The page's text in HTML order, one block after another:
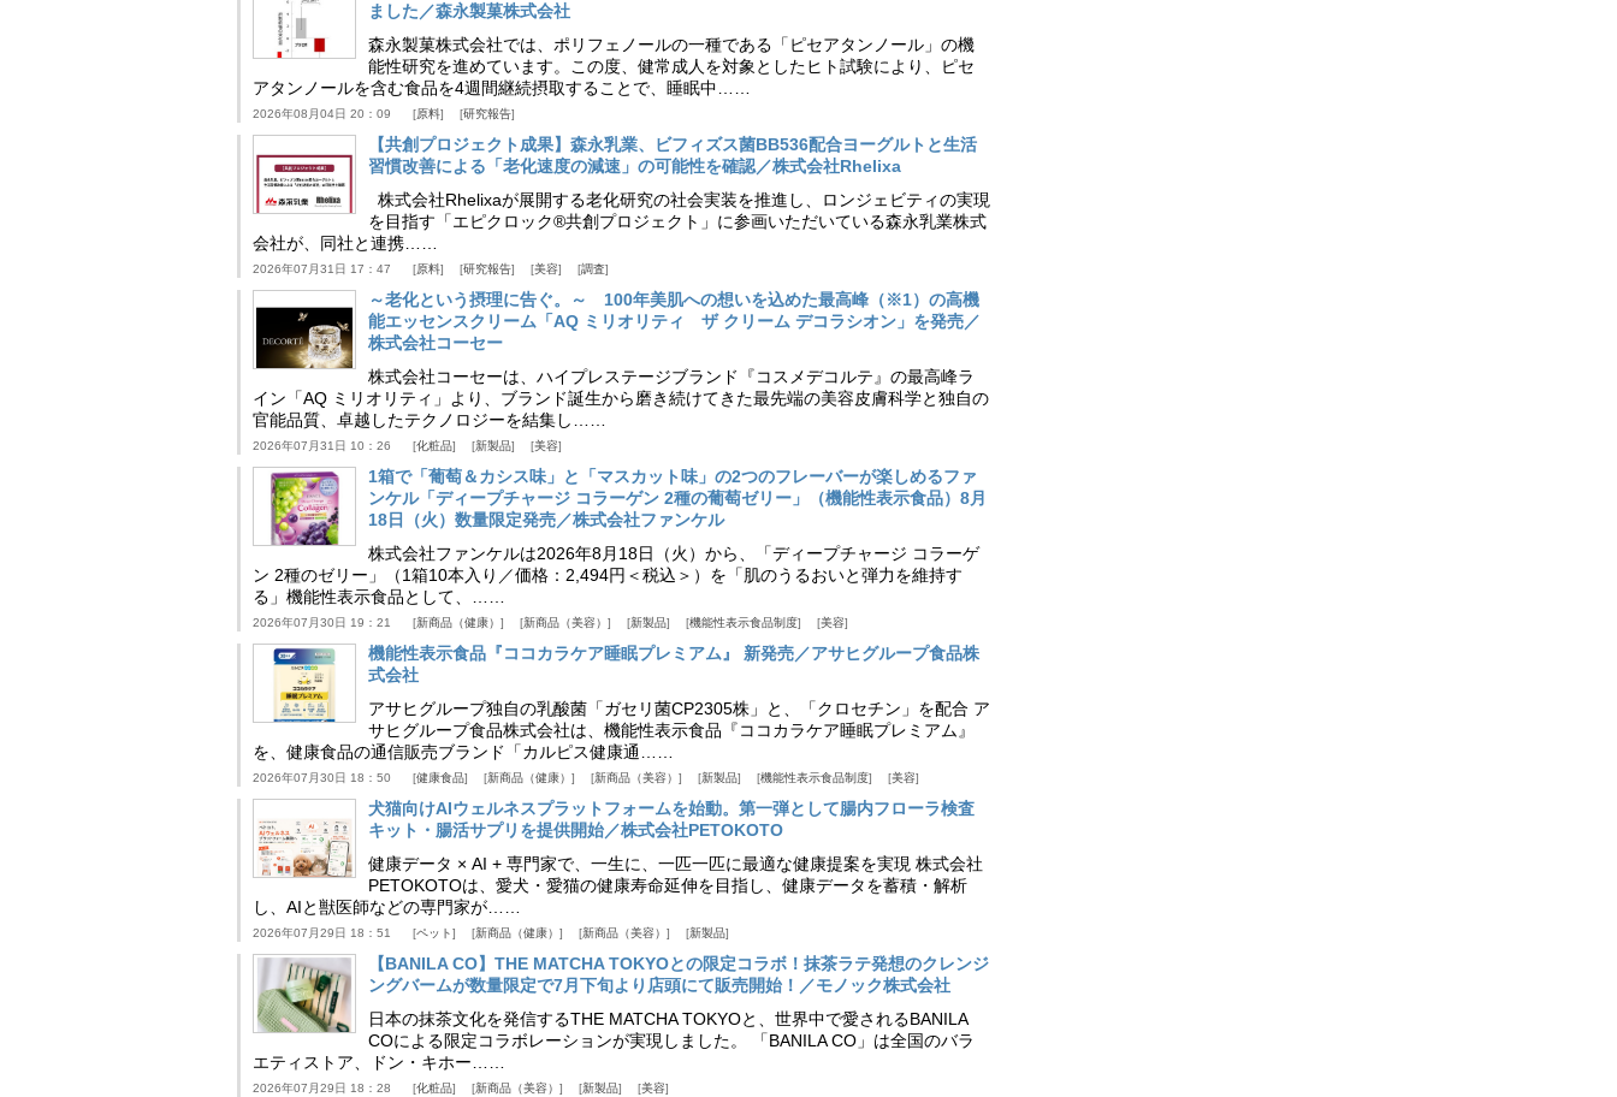
ました／森永製菓株式会社
森永製菓株式会社では、ポリフェノールの一種である「ピセアタンノール」の機
能性研究を進めています。この度、健常成人を対象としたヒト試験により、ピセ
アタンノールを含む食品を4週間継続摂取することで、睡眠中……
2026年08月04日 20：09 原料 研究報告
【共創プロジェクト成果】森永乳業、ビフィズス菌BB536配合ヨーグルトと生活
習慣改善による「老化速度の減速」の可能性を確認／株式会社Rhelixa
株式会社Rhelixaが展開する老化研究の社会実装を推進し、ロンジェビティの実現
を目指す「エピクロック®共創プロジェクト」に参画いただいている森永乳業株式
会社が、同社と連携……
2026年07月31日 17：47 原料 研究報告 美容 調査
～老化という摂理に告ぐ。～ 100年美肌への想いを込めた最高峰（※1）の高機
能エッセンスクリーム「AQ ミリオリティ ザ クリーム デコラシオン」を発売／
株式会社コーセー
株式会社コーセーは、ハイプレステージブランド『コスメデコルテ』の最高峰ラ
イン「AQ ミリオリティ」より、ブランド誕生から磨き続けてきた最先端の美容皮膚科学と独自の
官能品質、卓越したテクノロジーを結集し……
2026年07月31日 10：26 化粧品 新製品 美容
1箱で「葡萄＆カシス味」と「マスカット味」の2つのフレーバーが楽しめるファ
ンケル「ディープチャージ コラーゲン 2種の葡萄ゼリー」（機能性表示食品）8月
18日（火）数量限定発売／株式会社ファンケル
株式会社ファンケルは2026年8月18日（火）から、「ディープチャージ コラーゲ
ン 2種のゼリー」（1箱10本入り／価格：2,494円＜税込＞）を「肌のうるおいと弾力を維持す
る」機能性表示食品として、……
2026年07月30日 19：21 新商品（健康） 新商品（美容） 新製品 機能性表示食品制度 美容
機能性表示食品『ココカラケア睡眠プレミアム』 新発売／アサヒグループ食品株
式会社
アサヒグループ独自の乳酸菌「ガセリ菌CP2305株」と、「クロセチン」を配合 ア
サヒグループ食品株式会社は、機能性表示食品『ココカラケア睡眠プレミアム』
を、健康食品の通信販売ブランド「カルピス健康通……
2026年07月30日 18：50 健康食品 新商品（健康） 新商品（美容） 新製品 機能性表示食品制度 美容
犬猫向けAIウェルネスプラットフォームを始動。第一弾として腸内フローラ検査
キット・腸活サプリを提供開始／株式会社PETOKOTO
健康データ × AI + 専門家で、一生に、一匹一匹に最適な健康提案を実現 株式会社
PETOKOTOは、愛犬・愛猫の健康寿命延伸を目指し、健康データを蓄積・解析
し、AIと獣医師などの専門家が……
2026年07月29日 18：51 ペット 新商品（健康） 新商品（美容） 新製品
【BANILA CO】THE MATCHA TOKYOとの限定コラボ！抹茶ラテ発想のクレンジ
ングバームが数量限定で7月下旬より店頭にて販売開始！／モノック株式会社
日本の抹茶文化を発信するTHE MATCHA TOKYOと、世界中で愛されるBANILA
COによる限定コラボレーションが実現しました。 「BANILA CO」は全国のバラ
エティストア、ドン・キホー……
2026年07月29日 18：28 化粧品 新商品（美容） 新製品 美容